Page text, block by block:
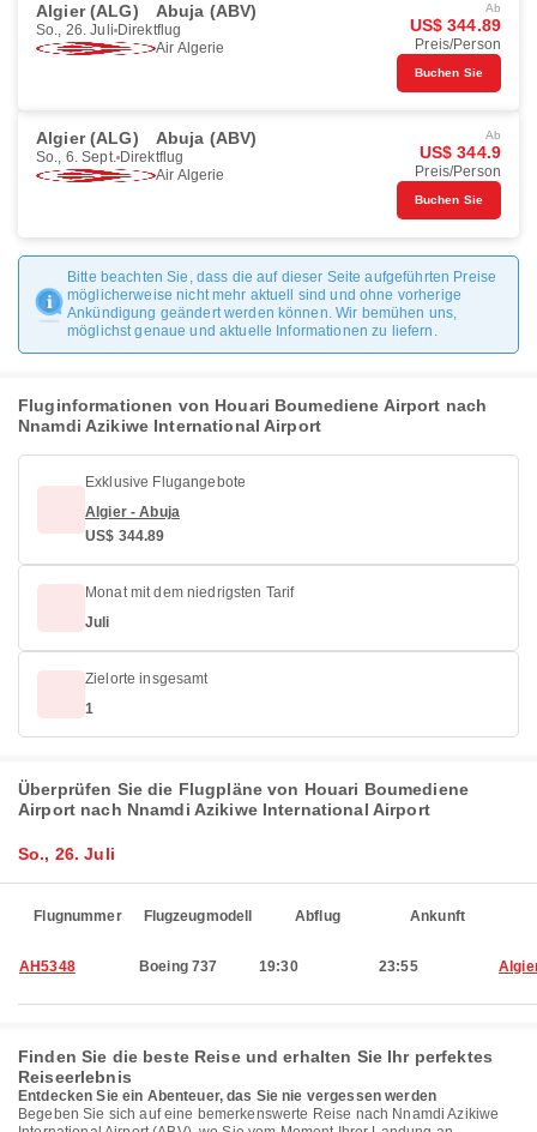
Algier (ALG) Abuja (ABV)
So., 26. Juli Direktflug
Air Algerie
Ab
US$ 344.89
Preis/Person
Buchen Sie
Algier (ALG) Abuja (ABV)
So., 6. Sept. Direktflug
Air Algerie
Ab
US$ 344.9
Preis/Person
Buchen Sie
Bitte beachten Sie, dass die auf dieser Seite aufgeführten Preise
möglicherweise nicht mehr aktuell sind und ohne vorherige
Ankündigung geändert werden können. Wir bemühen uns,
möglichst genaue und aktuelle Informationen zu liefern.
Fluginformationen von Houari Boumediene Airport nach
Nnamdi Azikiwe International Airport
Exklusive Flugangebote
Algier - Abuja
US$ 344.89
Monat mit dem niedrigsten Tarif
Juli
Zielorte insgesamt
1
Überprüfen Sie die Flugpläne von Houari Boumediene
Airport nach Nnamdi Azikiwe International Airport
So., 26. Juli
Flugnummer Flugzeugmodell Abflug Ankunft
AH5348 Boeing 737 19:30 23:55
Finden Sie die beste Reise und erhalten Sie Ihr perfektes
Reiseerlebnis
Entdecken Sie ein Abenteuer, das Sie nie vergessen werden
Begeben Sie sich auf eine bemerkenswerte Reise nach Nnamdi Azikiwe